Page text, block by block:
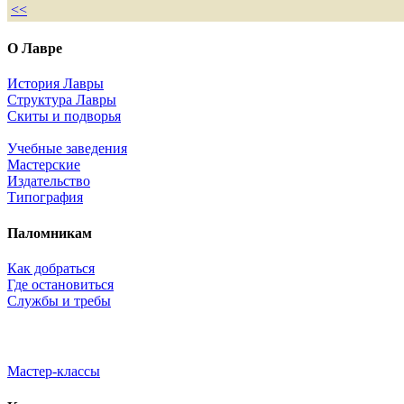
<<
О Лавре
История Лавры
Структура Лавры
Скиты и подворья
Учебные заведения
Мастерские
Издательство
Типография
Паломникам
Как добраться
Где остановиться
Службы и требы
Мастер-классы